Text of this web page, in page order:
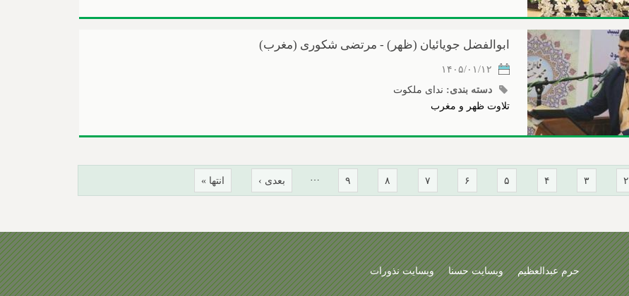
ابوالفضل جویائیان (ظهر) - مرتضی شکوری (مغرب)
۱۴۰۵/۰۱/۱۲
دسته بندی: ندای ملکوت
تلاوت ظهر و مغرب
۲ ۳ ۴ ۵ ۶ ۷ ۸ ۹ بعدی › انتها »
حرم عبدالعظیم وبسایت حسنا وبسایت نذورات